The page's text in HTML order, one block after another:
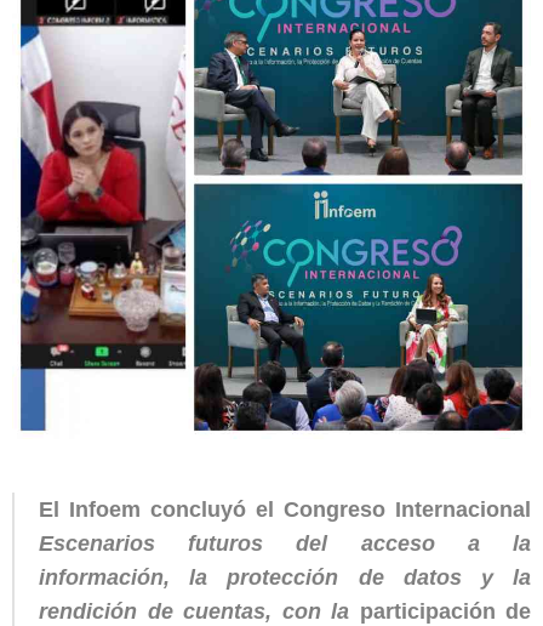
El Infoem concluyó el Congreso Internacional
Escenarios futuros del acceso a la
información, la protección de datos y la
rendición de cuentas, con la participación de